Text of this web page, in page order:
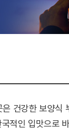
건강한 보양식
적인 입맛으로